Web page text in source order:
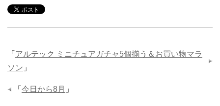
「 アルテック ミニチュアガチャ5個揃う＆お買い物マラ
ソン 」
「 今日から8月 」